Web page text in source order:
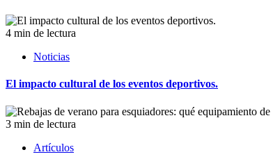
4 min de lectura
Noticias
El impacto cultural de los eventos deportivos.
3 min de lectura
Artículos